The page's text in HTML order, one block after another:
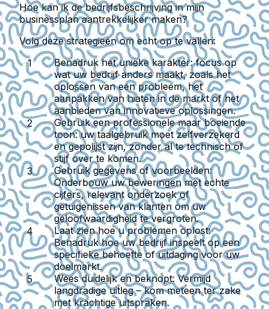
Hoe kan ik de bedrijfsbeschrijving in mijn
businessplan aantrekkelijker maken?
Volg deze strategieën om echt op te vallen:
Benadruk het unieke karakter:focus op
wat uw bedrijf anders maakt, zoals het
oplossen van een probleem, het
aanpakken van hiaten in de markt of het
aanbieden van innovatieve oplossingen.
Gebruik een professionele maar boeiende
toon:uw taalgebruik moet zelfverzekerd
en gepolijst zijn, zonder al te technisch of
stijf over te komen.
Gebruik gegevens of voorbeelden:
Onderbouw uw beweringen met echte
cijfers, relevant onderzoek of
getuigenissen van klanten om uw
geloofwaardigheid te vergroten.
Laat zien hoe u problemen oplost:
Benadruk hoe uw bedrijf inspeelt op een
specifieke behoefte of uitdaging voor uw
doelmarkt.
Wees duidelijk en beknopt:Vermijd
langdradige uitleg – kom meteen ter zake
met krachtige uitspraken.